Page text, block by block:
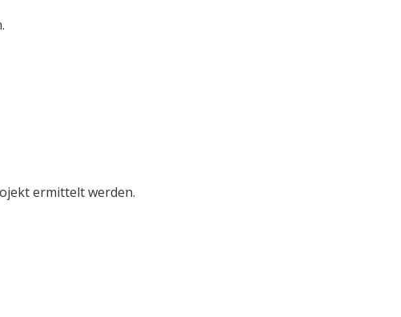
ermittelt werden.